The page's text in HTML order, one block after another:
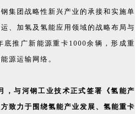
集团战略性新兴产业的承接和实施单
、加氢及氢能应用领域的战略布局与
底推广新能源重卡1000余辆，形成重
源运输网络。
，与河钢工业技术正式签署《氢能产
致力于围绕氢能产业发展、氢能重卡